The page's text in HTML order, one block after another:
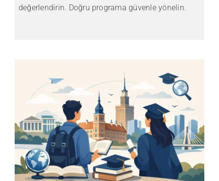
değerlendirin. Doğru programa güvenle yönelin.